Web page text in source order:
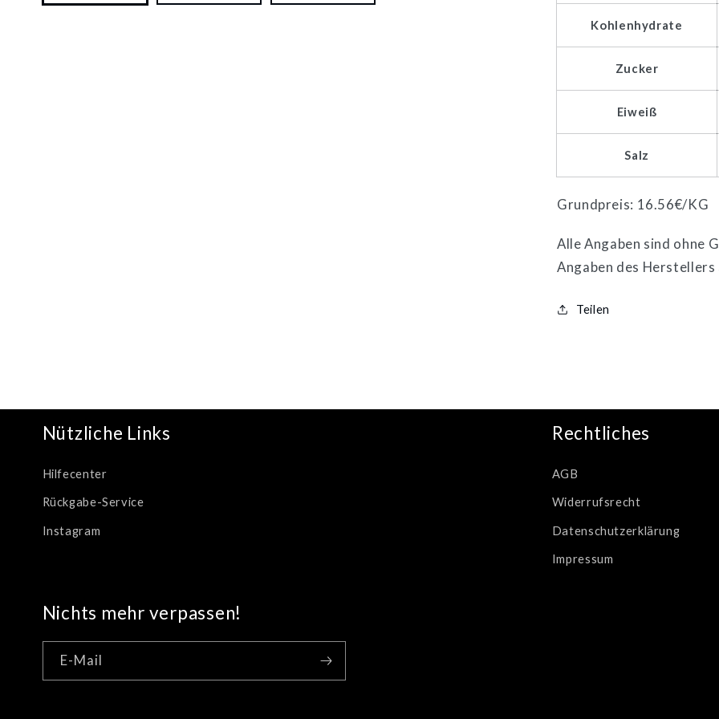
Kohlenhydrate
Zucker
Eiweiß
Salz
Grundpreis: 16.56€/KG
Alle Angaben sind ohne
Angaben des
Teilen
Nützliche Links
Hilfecenter
Rückgabe-Service
Instagram
Rechtliches
AGB
Widerrufsrecht
Datenschutzerklärung
Impressum
Nichts mehr verpassen!
E-Mail